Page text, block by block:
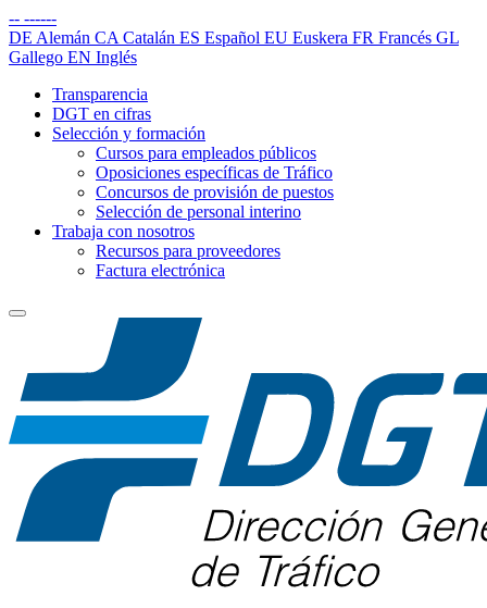
-- ------
DE Alemán CA Catalán ES Español EU Euskera FR Francés GL
Gallego EN Inglés
Transparencia
DGT en cifras
Selección y formación
Cursos para empleados públicos
Oposiciones específicas de Tráfico
Concursos de provisión de puestos
Selección de personal interino
Trabaja con nosotros
Recursos para proveedores
Factura electrónica